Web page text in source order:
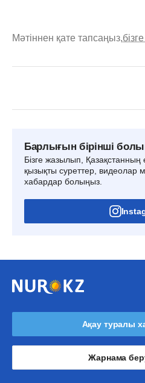
Мәтіннен қате тапсаңыз,
Барлығын бірінші
Бізге жазылып, Қазақстанның
қызықты суреттер, видеолар
хабардар болыңыз.
Ақау туралы
Жарнама